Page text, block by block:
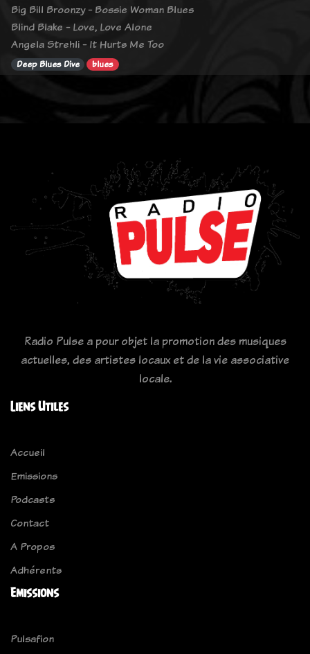
Big Bill Broonzy - Bossie Woman Blues
Blind Blake - Love, Love Alone
Angela Strehli - It Hurts Me Too
Deep Blues Dive blues
Radio Pulse a pour objet la promotion des musiques
actuelles, des artistes locaux et de la vie associative
locale.
Liens Utiles
Accueil
Emissions
Podcasts
Contact
A Propos
Adhérents
Emissions
Pulsafion